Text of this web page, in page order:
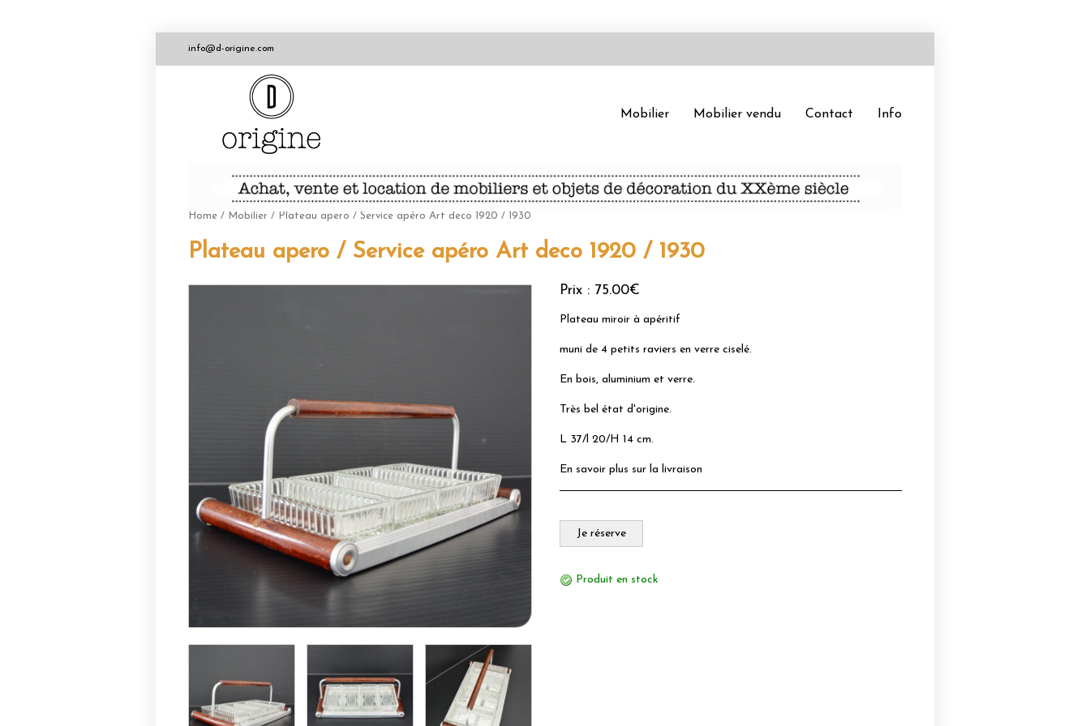
info@d-origine.com
Mobilier Mobilier vendu Contact Info
Home / Mobilier / Plateau apero / Service apéro Art deco 1920 / 1930
Plateau apero / Service apéro Art deco 1920 / 1930
Prix : 75.00€
Plateau miroir à apéritif
muni de 4 petits raviers en verre ciselé.
En bois, aluminium et verre.
Très bel état d'origine.
L 37/l 20/H 14 cm.
En savoir plus sur la livraison
Je réserve
Produit en stock